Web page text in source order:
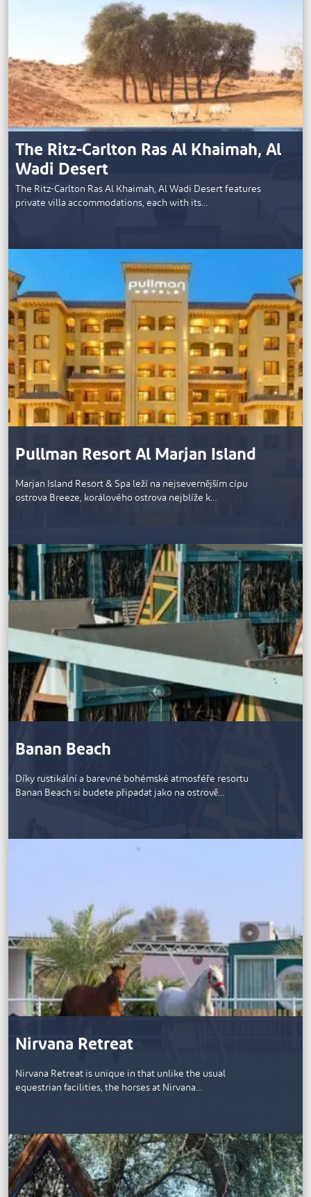
The Ritz-Carlton Ras Al Khaimah, Al
Wadi Desert
The Ritz-Carlton Ras Al Khaimah, Al Wadi Desert features
private villa accommodations, each with its…
Pullman Resort Al Marjan Island
Marjan Island Resort & Spa leží na nejsevernějším cípu
ostrova Breeze, korálového ostrova nejblíže k…
Banan Beach
Díky rustikální a barevné bohémské atmosféře resortu
Banan Beach si budete připadat jako na ostrově…
Nirvana Retreat
Nirvana Retreat is unique in that unlike the usual
equestrian facilities, the horses at Nirvana…